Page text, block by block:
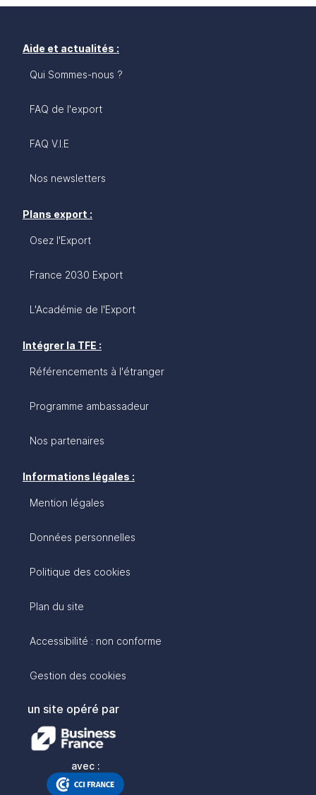
Aide et actualités :
Qui Sommes-nous ?
FAQ de l'export
FAQ V.I.E
Nos newsletters
Plans export :
Osez l'Export
France 2030 Export
L'Académie de l'Export
Intégrer la TFE :
Référencements à l'étranger
Programme ambassadeur
Nos partenaires
Informations légales :
Mention légales
Données personnelles
Politique des cookies
Plan du site
Accessibilité : non conforme
Gestion des cookies
un site opéré par
avec :